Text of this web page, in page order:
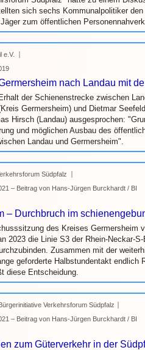
sich sechs Kommunalpolitiker
zum öffentlichen
e.V.
nach Landau mit
der Schienenstrecke zwischen
Germersheim) und Dietmar
Hirsch (Landau) ausgesprochen:
und möglichen Ausbau des
Landau und Germersheim".
Südpfalz
– Beitrag von Hans-Jürgen Burckhardt / BI
– Durchbruch im
des Kreises Germersheim
2023 die Linie S3 der Rhein-Neckar-
Zusammen mit der
geforderte Halbstundentakt endlich
diese Entscheidung.
Verkehrsforum Südpfalz
– Beitrag von Hans-Jürgen Burckhardt / BI
zum Güterverkehr in der